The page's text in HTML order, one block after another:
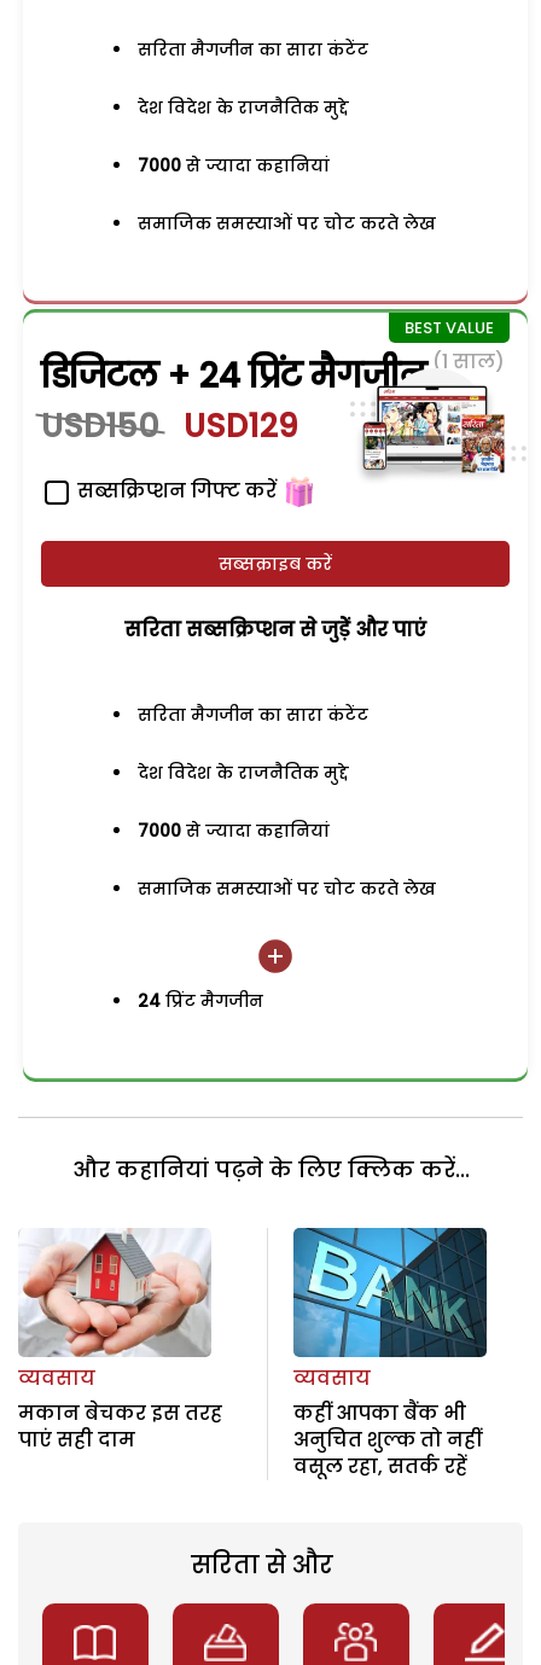
सरिता मैगजीन का सारा कंटेंट
देश विदेश के राजनैतिक मुद्दे
7000 से ज्यादा कहानियां
समाजिक समस्याओं पर चोट करते लेख
डिजिटल + 24 प्रिंट मैगजीन (1 साल)
USD150 USD129
सब्सक्रिप्शन गिफ्ट करें
सब्सक्राइब करें
सरिता सब्सक्रिप्शन से जुड़ेें और पाएं
सरिता मैगजीन का सारा कंटेंट
देश विदेश के राजनैतिक मुद्दे
7000 से ज्यादा कहानियां
समाजिक समस्याओं पर चोट करते लेख
24 प्रिंट मैगजीन
और कहानियां पढ़ने के लिए क्लिक करें...
व्यवसाय
मकान बेचकर इस तरह
पाएं सही दाम
व्यवसाय
कहीं आपका बैंक भी
अनुचित शुल्क तो नहीं
वसूल रहा, सतर्क रहें
सरिता से और